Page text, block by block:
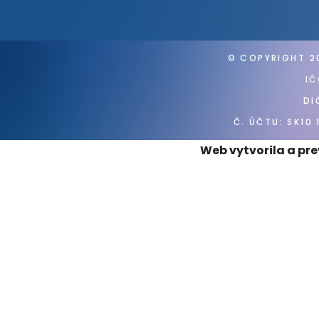
© COPYRIGHT
Č. ÚČTU:
Web vytvorila a